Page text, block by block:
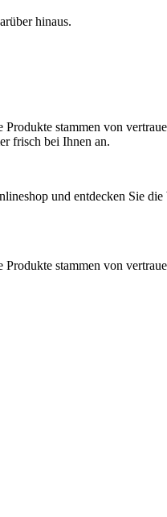
hinaus.
stammen von
frisch bei Ihnen an.
und entdecken Sie die
stammen von